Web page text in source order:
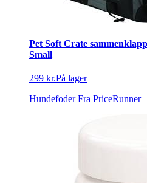
Pet Soft Crate
Small
299 kr.På lager
Hundefoder Fra PriceRunner